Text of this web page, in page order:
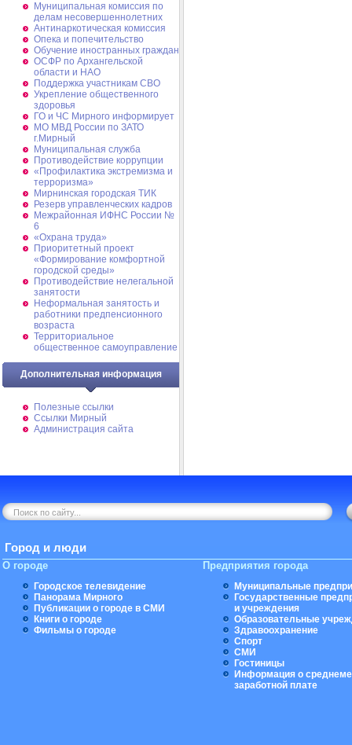
Муниципальная комиссия по
делам несовершеннолетних
Антинаркотическая комиссия
Опека и попечительство
Обучение иностранных граждан
ОСФР по Архангельской
области и НАО
Поддержка участникам СВО
Укрепление общественного
здоровья
ГО и ЧС Мирного информирует
МО МВД России по ЗАТО
г.Мирный
Муниципальная cлужба
Противодействие коррупции
«Профилактика экстремизма и
терроризма»
Мирнинская городская ТИК
Резерв управленческих кадров
Межрайонная ИФНС России №
6
«Охрана труда»
Приоритетный проект
«Формирование комфортной
городской среды»
Противодействие нелегальной
занятости
Неформальная занятость и
работники предпенсионного
возраста
Территориальное
общественное самоуправление
Дополнительная информация
Полезные ссылки
Ссылки Мирный
Администрация сайта
Город и люди
О городе
Городское телевидение
Панорама Мирного
Публикации о городе в СМИ
Книги о городе
Фильмы о городе
Предприятия города
Муниципальные
Государственные
и учреждения
Образовательные
Здравоохранение
Спорт
СМИ
Гостиницы
Информация о
заработной плате